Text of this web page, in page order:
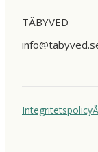
TÄBYVED
Integritetspolicy